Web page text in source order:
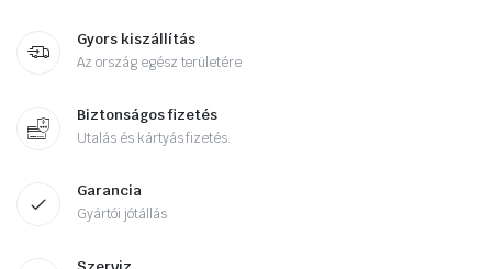
Gyors kiszállítás
Az ország egész területére
Biztonságos fizetés
Utalás és kártyás fizetés.
Garancia
Gyártói jótállás